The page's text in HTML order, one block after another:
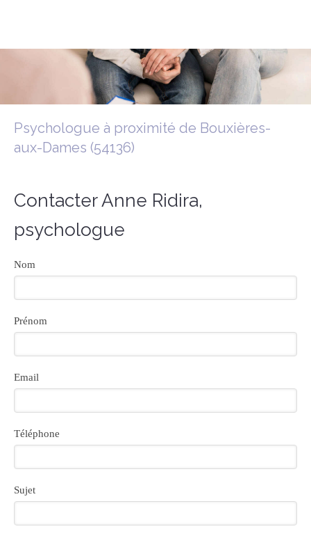
Psychologue à proximité de Bouxières-
aux-Dames (54136)
Contacter Anne Ridira,
psychologue
Nom
Prénom
Email
Téléphone
Sujet